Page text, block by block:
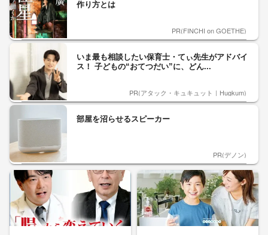
作り方とは
PR(FINCHI on GOETHE)
いま最も相談したい保育士・てぃ先生がアドバイ
ス！ 子どもの“おてつだい”に、どん...
PR(アタック・キュキュット｜Hugkum)
部屋を沼らせるスピーカー
PR(デノン)